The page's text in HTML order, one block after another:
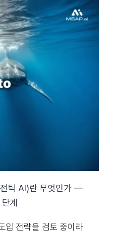
틱 AI)란 무엇인가 —
계
입 전략을 검토 중이라